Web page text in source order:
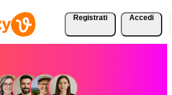
Registrati Accedi